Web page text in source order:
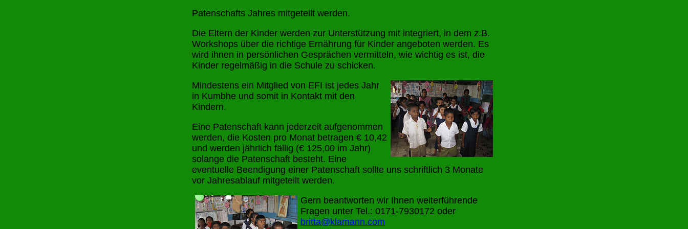
Patenschafts Jahres mitgeteilt werden.
Die Eltern der Kinder werden zur Unterstützung mit integriert, in dem z.B.
Workshops über die richtige Ernährung für Kinder angeboten werden. Es
wird ihnen in persönlichen Gesprächen vermitteln, wie wichtig es ist, die
Kinder regelmäßig in die Schule zu schicken.
Mindestens ein Mitglied von EFI ist jedes Jahr
in Kumbhe und somit in Kontakt mit den
Kindern.
Eine Patenschaft kann jederzeit aufgenommen
werden, die Kosten pro Monat betragen € 10,42
und werden jährlich fällig (€ 125,00 im Jahr)
solange die Patenschaft besteht. Eine
eventuelle Beendigung einer Patenschaft sollte uns schriftlich 3 Monate
vor Jahresablauf mitgeteilt werden.
Gern beantworten wir Ihnen weiterführende
Fragen unter Tel.: 0171-7930172 oder
britta@klamann.com